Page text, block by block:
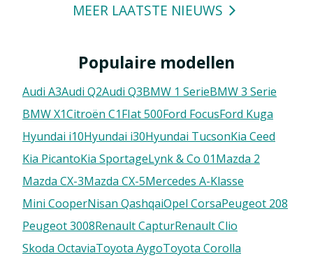
MEER LAATSTE NIEUWS
Populaire modellen
Audi A3Audi Q2Audi Q3BMW 1 SerieBMW 3 Serie
BMW X1Citroën C1FIat 500Ford FocusFord Kuga
Hyundai i10Hyundai i30Hyundai TucsonKia Ceed
Kia PicantoKia SportageLynk & Co 01Mazda 2
Mazda CX-3Mazda CX-5Mercedes A-Klasse
Mini CooperNisan QashqaiOpel CorsaPeugeot 208
Peugeot 3008Renault CapturRenault Clio
Skoda OctaviaToyota AygoToyota Corolla